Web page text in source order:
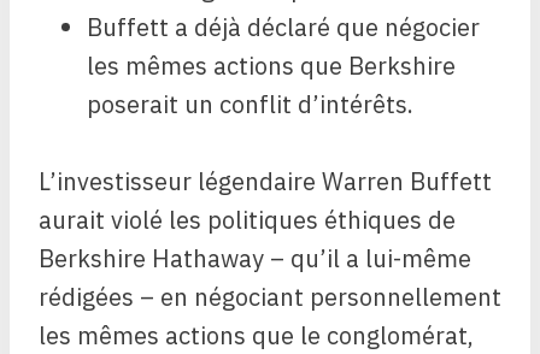
Buffett a déjà déclaré que négocier
les mêmes actions que Berkshire
poserait un conflit d’intérêts.
L’investisseur légendaire Warren Buffett
aurait violé les politiques éthiques de
Berkshire Hathaway – qu’il a lui-même
rédigées – en négociant personnellement
les mêmes actions que le conglomérat,